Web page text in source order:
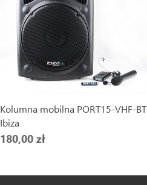
Kolumna mobilna PORT15-VHF-BT
Ibiza
180,00 zł